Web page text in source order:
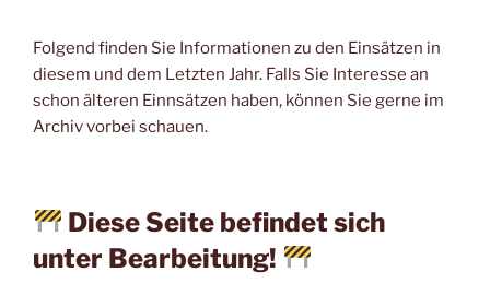
Folgend finden Sie Informationen zu den Einsätzen in
diesem und dem Letzten Jahr. Falls Sie Interesse an
schon älteren Einnsätzen haben, können Sie gerne im
Archiv vorbei schauen.
Diese Seite befindet sich
unter Bearbeitung!